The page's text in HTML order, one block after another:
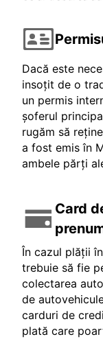
Dacă este
insoțit de o
un permis
șoferul
rugăm să
a fost emis în
ambele părți
Card
În cazul plății
trebuie să fie
colectarea
de
carduri de
plată care